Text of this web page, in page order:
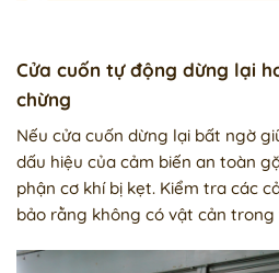
Cửa cuốn tự động dừng lại
chừng
Nếu cửa cuốn dừng lại bất ngờ
dấu hiệu của cảm biến an toàn
phận cơ khí bị kẹt. Kiểm tra các
bảo rằng không có vật cản